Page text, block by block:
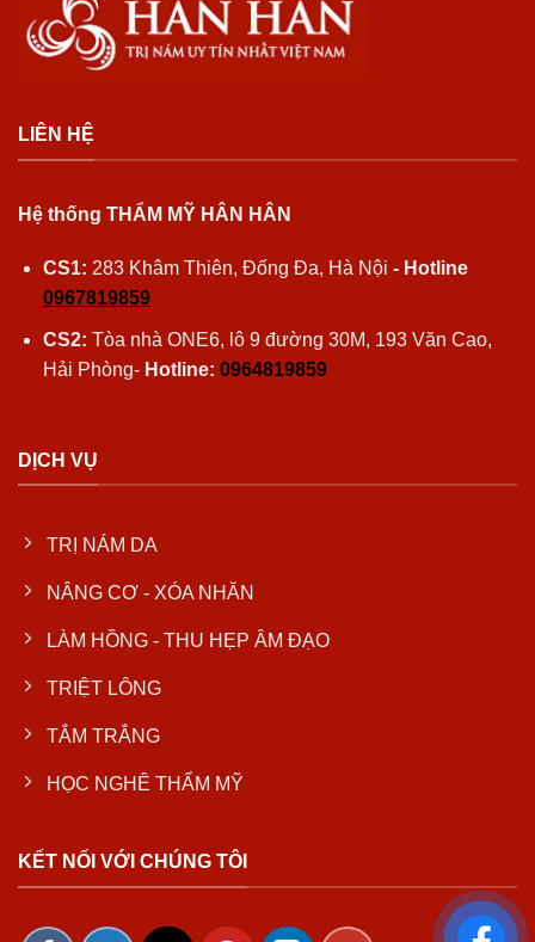
LIÊN HỆ
Hệ thống THẨM MỸ HÂN HÂN
CS1: 283 Khâm Thiên, Đống Đa, Hà Nội - Hotline
0967819859
CS2: Tòa nhà ONE6, lô 9 đường 30M, 193 Văn Cao,
Hải Phòng- Hotline: 0964819859
DỊCH VỤ
TRỊ NÁM DA
NÂNG CƠ - XÓA NHĂN
LÀM HỒNG - THU HẸP ÂM ĐẠO
TRIỆT LÔNG
TẮM TRẮNG
HỌC NGHÊ THẨM MỸ
KẾT NỐI VỚI CHÚNG TÔI